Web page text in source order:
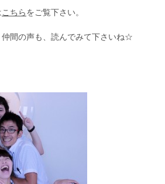
こちらをご覧下さい。
間の声も、読んでみて下さいね☆